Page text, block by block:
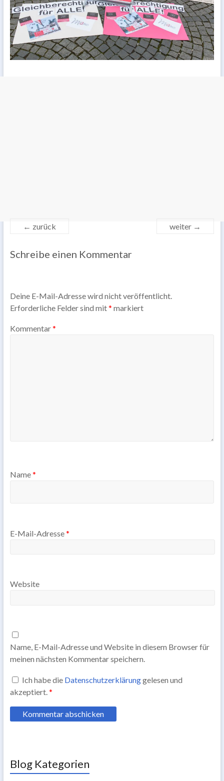
← zurück weiter →
Schreibe einen Kommentar
Deine E-Mail-Adresse wird nicht veröffentlicht.
Erforderliche Felder sind mit* markiert
Kommentar*
Name*
E-Mail-Adresse*
Website
Name, E-Mail-Adresse und Website in diesem Browser für
meinen nächsten Kommentar speichern.
Ich habe die Datenschutzerklärunggelesen und
akzeptiert. *
Blog Kategorien